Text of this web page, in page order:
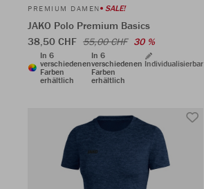
PREMIUM DAMEN SALE!
JAKO Polo Premium Basics
38,50 CHF 55,00 CHF 30 %
In 6
verschiedenen
Farben
erhältlich
In 6
verschiedenen
Farben
erhältlich
Individualisierbar